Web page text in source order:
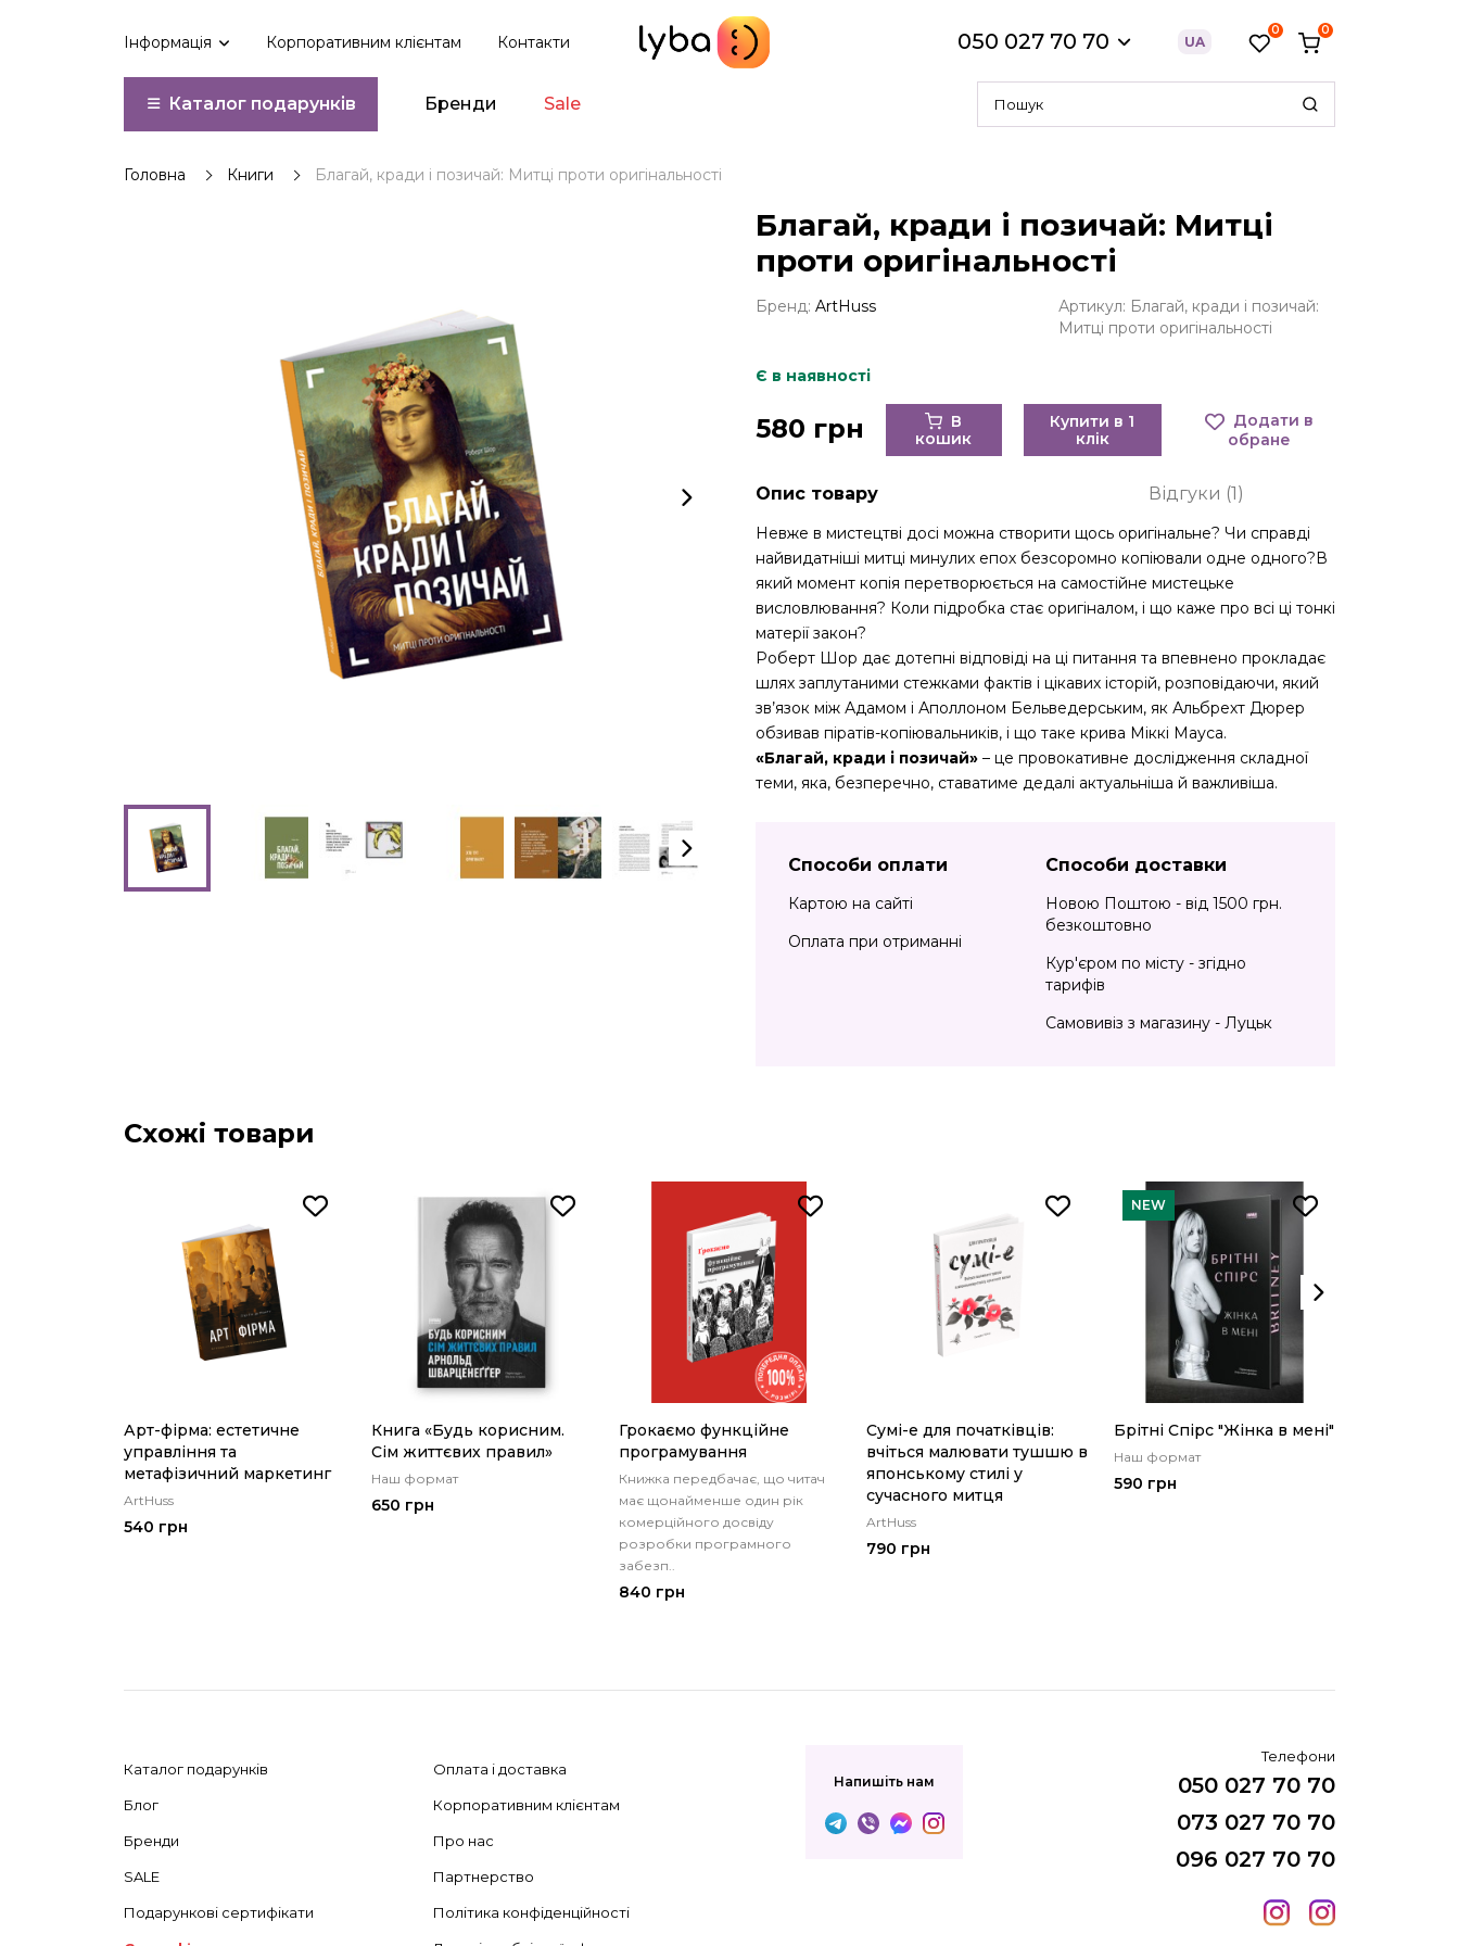
Інформація Корпоративним клієнтам Контакти 050 027 70 70 UA
0 0
Каталог подарунків Бренди Sale
Головна Книги Благай, кради і позичай: Митці проти оригінальності
Благай, кради і позичай: Митці
проти оригінальності
Бренд: ArtHuss
Артикул: Благай, кради і позичай:
Митці проти оригінальності
Є в наявності
580 грн
В
кошик
Купити в 1
клік
Додати в
обране
Опис товару Відгуки (1)
Невже в мистецтві досі можна створити щось оригінальне? Чи справді
найвидатніші митці минулих епох безсоромно копіювали одне одного?В
який момент копія перетворюється на самостійне мистецьке
висловлювання? Коли підробка стає оригіналом, і що каже про всі ці тонкі
матерії закон?
Роберт Шор дає дотепні відповіді на ці питання та впевнено прокладає
шлях заплутаними стежками фактів і цікавих історій, розповідаючи, який
зв’язок між Адамом і Аполлоном Бельведерським, як Альбрехт Дюрер
обзивав піратів-копіювальників, і що таке крива Міккі Мауса.
«Благай, кради і позичай» – це провокативне дослідження складної
теми, яка, безперечно, ставатиме дедалі актуальніша й важливіша.
Способи оплати
Картою на сайті
Оплата при отриманні
Способи доставки
Новою Поштою - від 1500 грн.
безкоштовно
Кур'єром по місту - згідно
тарифів
Самовивіз з магазину - Луцьк
Схожі товари
Арт-фірма: естетичне
управління та
метафізичний маркетинг
ArtHuss
540 грн
Книга «Будь корисним.
Сім життєвих правил»
Наш формат
650 грн
Грокаємо функційне
програмування
Книжка передбачає, що читач
має щонайменше один рік
комерційного досвіду
розробки програмного
забезп..
840 грн
Сумі-е для початківців:
вчіться малювати тушшю в
японському стилі у
сучасного митця
ArtHuss
790 грн
NEW
Брітні Спірс "Жінка в мені"
Наш формат
590 грн
Каталог подарунків
Блог
Бренди
SALE
Подарункові сертифікати
Оплата і доставка
Корпоративним клієнтам
Про нас
Партнерство
Політика конфіденційності
Напишіть нам
Телефони
050 027 70 70
073 027 70 70
096 027 70 70